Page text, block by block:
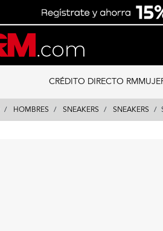
CRÉDITO DIRECTO RM
HOMBRES SNEAKERS SNEAKERS